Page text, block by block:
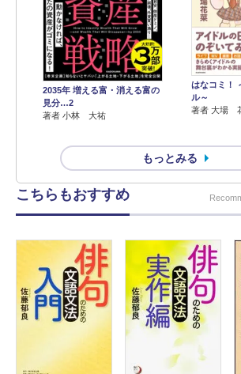
2035年 増える富・消える富の
見分…2
著者 小林 大祐
はなコミ！
ル～
著者 大場
もっとみる
こちらもおすすめ